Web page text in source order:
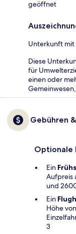
geöffnet
Unterkunft
Diese
für
einen oder
Gebühren
Optionale
Ein
Aufpreis
und
Ein
Höhe
3